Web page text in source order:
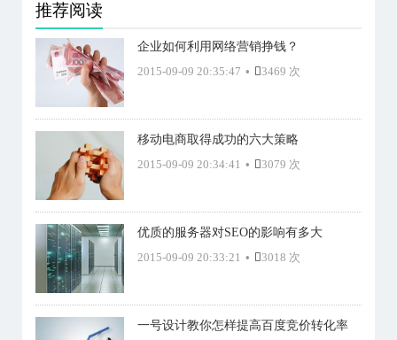
推荐阅读
企业如何利用网络营销挣钱？
2015-09-09 20:35:47 • 3469 次
移动电商取得成功的六大策略
2015-09-09 20:34:41 • 3079 次
优质的服务器对SEO的影响有多大
2015-09-09 20:33:21 • 3018 次
一号设计教你怎样提高百度竞价转化率